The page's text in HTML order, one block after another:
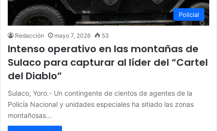
Policial
Redacción mayo 7, 2026 53
Intenso operativo en las montañas de
Sulaco para capturar al líder del “Cartel
del Diablo”
Sulaco, Yoro.- Un contingente de cientos de agentes de la
Policía Nacional y unidades especiales ha sitiado las zonas
montañosas…